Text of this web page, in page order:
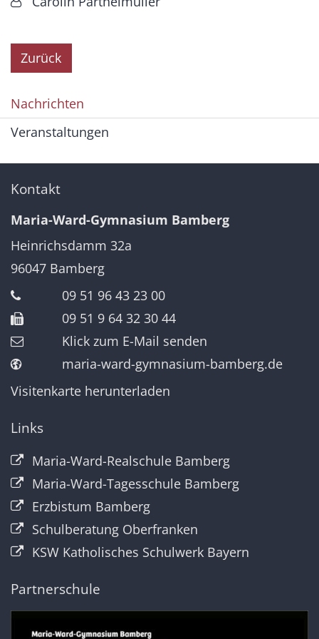
Zurück
Nachrichten
Veranstaltungen
Kontakt
Maria-Ward-Gymnasium Bamberg
Heinrichsdamm 32a
96047 Bamberg
09 51 96 43 23 00
09 51 9 64 32 30 44
Klick zum E-Mail senden
maria-ward-gymnasium-bamberg.de
Visitenkarte herunterladen
Links
Maria-Ward-Realschule Bamberg
Maria-Ward-Tagesschule Bamberg
Erzbistum Bamberg
Schulberatung Oberfranken
KSW Katholisches Schulwerk Bayern
Partnerschule